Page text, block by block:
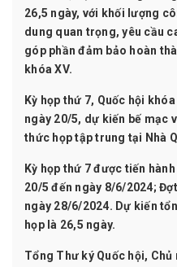
26,5 ngày, với khối lượng
dung quan trọng, yêu cầu
góp phần đảm bảo hoàn
khóa XV.
Kỳ họp thứ 7, Quốc hội
ngày 20/5, dự kiến bế mạc
thức họp tập trung tại Nhà
Kỳ họp thứ 7 được tiến
20/5 đến ngày 8/6/2024;
ngày 28/6/2024. Dự kiến
họp là 26,5 ngày.
Tổng Thư ký Quốc hội, Chủ